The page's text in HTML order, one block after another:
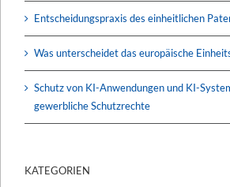
Entscheidungspraxis des einheitlichen
Was unterscheidet das europäische
Schutz von KI-Anwendungen und KI-
gewerbliche Schutzrechte
KATEGORIEN